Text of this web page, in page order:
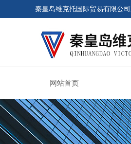
秦皇岛维克托国际贸易有限公司
网站首页